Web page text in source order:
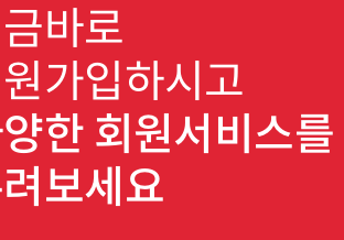
바로
가입하시고
한 회원서비스를
보세요